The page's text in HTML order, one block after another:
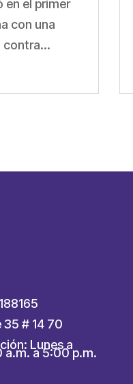
en el primer
con una
contra...
35 # 14 70
Lunes a
a.m. a 5:00 p.m.